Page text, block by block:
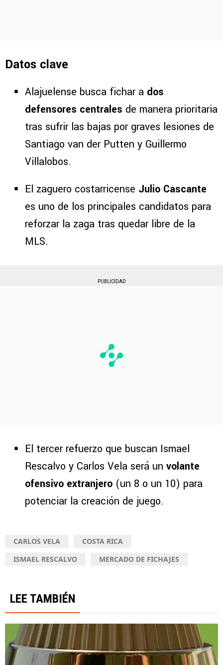
Datos clave
Alajuelense busca fichar a dos
defensores centrales de manera prioritaria
tras sufrir las bajas por graves lesiones de
Santiago van der Putten y Guillermo
Villalobos.
El zaguero costarricense Julio Cascante
es uno de los principales candidatos para
reforzar la zaga tras quedar libre de la
MLS.
PUBLICIDAD
El tercer refuerzo que buscan Ismael
Rescalvo y Carlos Vela será un volante
ofensivo extranjero (un 8 o un 10) para
potenciar la creación de juego.
CARLOS VELA
COSTA RICA
ISMAEL RESCALVO
MERCADO DE FICHAJES
LEE TAMBIÉN